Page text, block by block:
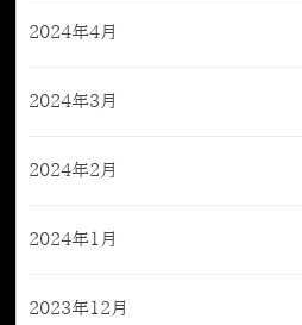
2024年4月
2024年3月
2024年2月
2024年1月
2023年12月